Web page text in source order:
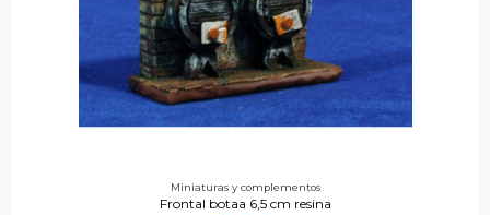
Miniaturas y complementos
Frontal botaa 6,5 cm resina